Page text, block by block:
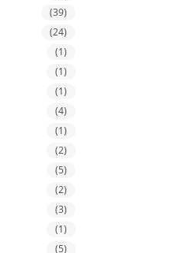
(39)
(24)
(1)
(1)
(1)
(4)
(1)
(2)
(5)
(2)
(3)
(1)
(5)